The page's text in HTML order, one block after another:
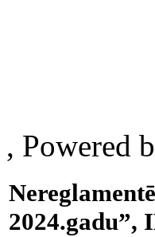
, Powered
2024.gadu”,